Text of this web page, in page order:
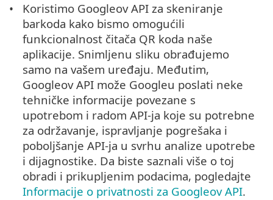
Koristimo Googleov API za skeniranje
barkoda kako bismo omogućili
funkcionalnost čitača QR koda naše
aplikacije. Snimljenu sliku obrađujemo
samo na vašem uređaju. Međutim,
Googleov API može Googleu poslati neke
tehničke informacije povezane s
upotrebom i radom API-ja koje su potrebne
za održavanje, ispravljanje pogrešaka i
poboljšanje API-ja u svrhu analize upotrebe
i dijagnostike. Da biste saznali više o toj
obradi i prikupljenim podacima, pogledajte
Informacije o privatnosti za Googleov API.